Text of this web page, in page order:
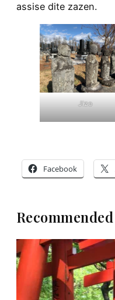
assise dite zazen.
Jizo
Facebook